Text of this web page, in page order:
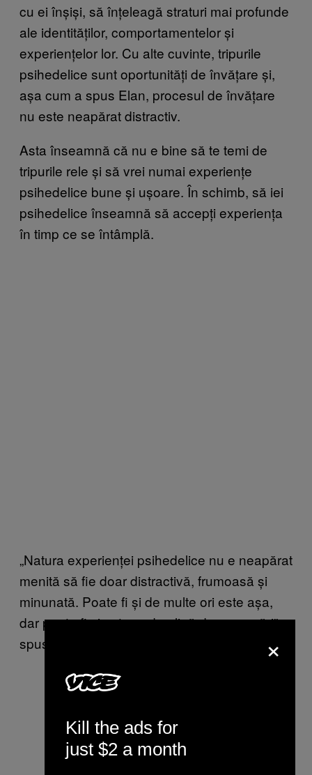
cu ei înșiși, să înțeleagă straturi mai profunde
ale identităților, comportamentelor și
experiențelor lor. Cu alte cuvinte, tripurile
psihedelice sunt oportunități de învățare și,
așa cum a spus Elan, procesul de învățare
nu este neapărat distractiv.
Asta înseamnă că nu e bine să te temi de
tripurile rele și să vrei numai experiențe
psihedelice bune și ușoare. În schimb, să iei
psihedelice înseamnă să accepți experiența
în timp ce se întâmplă.
„Natura experienței psihedelice nu e neapărat
menită să fie doar distractivă, frumoasă și
minunată. Poate fi și de multe ori este așa,
dar poate fi și extrem de plină de provocări”, a
spus Elan.
×
Kill the ads for
just $2 a month